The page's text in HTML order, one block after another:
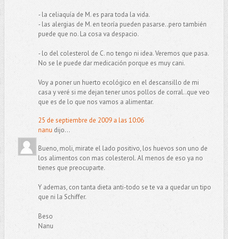
- la celiaquía de M. es para toda la vida.
- las alergias de M. en teoría pueden pasarse..pero también
puede que no. La cosa va despacio.
- lo del colesterol de C. no tengo ni idea. Veremos que pasa.
No se le puede dar medicación porque es muy cani.
Voy a poner un huerto ecológico en el descansillo de mi
casa y veré si me dejan tener unos pollos de corral..que veo
que es de lo que nos vamos a alimentar.
25 de septiembre de 2009 a las 10:06
nanu dijo...
Bueno, moli, mirate el lado positivo, los huevos son uno de
los alimentos con mas colesterol. Al menos de eso ya no
tienes que preocuparte.
Y ademas, con tanta dieta anti-todo se te va a quedar un tipo
que ni la Schiffer.
Beso
Nanu